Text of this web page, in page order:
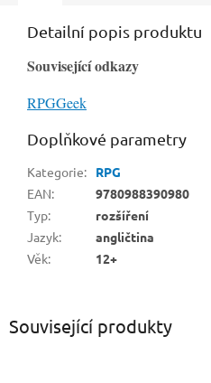
Související produkty
Detailní popis produktu
Související odkazy
RPGGeek
Doplňkové parametry
Kategorie:
RPG
EAN:
9780988390980
Typ:
rozšíření
Jazyk:
angličtina
Věk: 12+